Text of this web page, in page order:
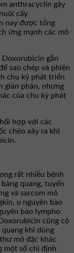
anthracyclin gây
cấy
nay được tổng
ứng mạnh các mô
gắn
sao chép và phiên
chu kỳ phát triển
gián phân, nhưng
của chu kỳ phát
hợp với các
chéo xảy ra khi
rất nhiều bệnh
quang, tuyến
và sarcom mô
u nguyên bào
bào lympho
cũng có
khi dùng
mô đặc khác
một số chỉ định